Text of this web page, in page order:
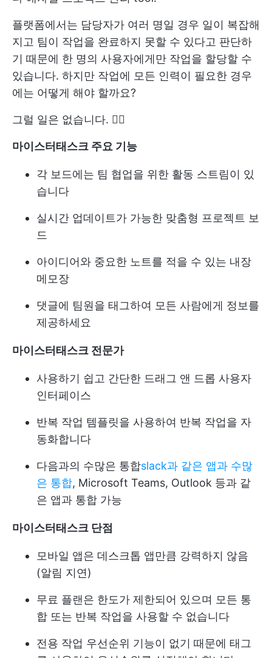
플랫폼에서는 담당자가 여러 명일 경우 일이 복잡해
지고 팀이 작업을 완료하지 못할 수 있다고 판단하
기 때문에 한 명의 사용자에게만 작업을 할당할 수
있습니다. 하지만 작업에 모든 인력이 필요한 경우
에는 어떻게 해야 할까요?
그럴 일은 없습니다. 🤷‍♂️
마이스터태스크 주요 기능
각 보드에는 팀 협업을 위한 활동 스트림이 있
습니다
실시간 업데이트가 가능한 맞춤형 프로젝트 보
드
아이디어와 중요한 노트를 적을 수 있는 내장
메모장
댓글에 팀원을 태그하여 모든 사람에게 정보를
제공하세요
마이스터태스크 전문가
사용하기 쉽고 간단한 드래그 앤 드롭 사용자
인터페이스
반복 작업 템플릿을 사용하여 반복 작업을 자
동화합니다
다음과의 수많은 통합slack과 같은 앱과 수많
은 통합, Microsoft Teams, Outlook 등과 같
은 앱과 통합 가능
마이스터태스크 단점
모바일 앱은 데스크톱 앱만큼 강력하지 않음
(알림 지연)
무료 플랜은 한도가 제한되어 있으며 모든 통
합 또는 반복 작업을 사용할 수 없습니다
전용 작업 우선순위 기능이 없기 때문에 태그